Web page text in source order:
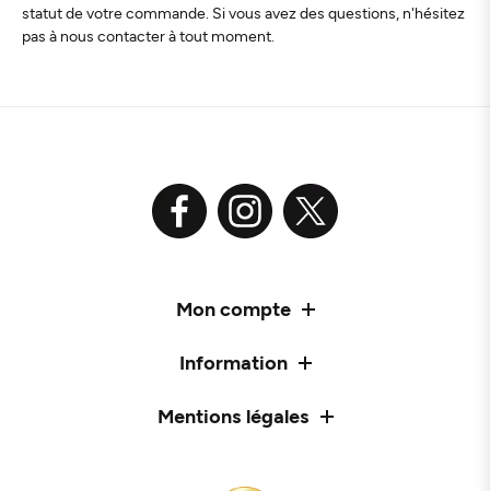
statut de votre commande. Si vous avez des questions, n'hésitez
pas à nous contacter à tout moment.
Mon compte
Information
Mentions légales